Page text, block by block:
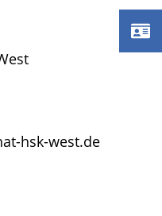
hsk-west.de